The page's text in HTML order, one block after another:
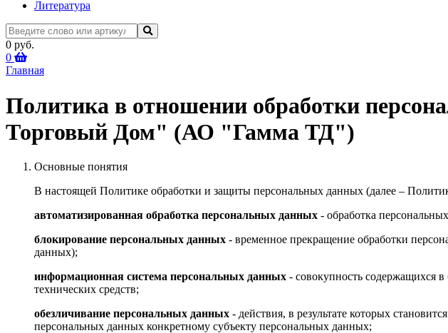
Литература
0 руб.
0
Главная
Политика в отношении обработки
Торговый Дом" (АО "Гамма ТД")
Основные понятия
В настоящей Политике обработки и защиты персональных данных (далее –
автоматизированная обработка персональных данных - обработка
блокирование персональных данных - временное прекращение обработки
данных);
информационная система персональных данных - совокупность содержащихся
технических средств;
обезличивание персональных данных - действия, в результате которых
персональных данных конкретному субъекту персональных данных;